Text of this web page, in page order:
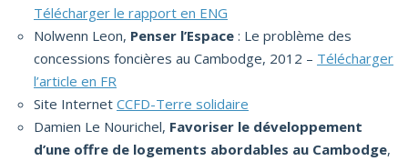
Télécharger le rapport en ENG
Nolwenn Leon, Penser l’Espace : Le problème des
concessions foncières au Cambodge, 2012 – Télécharger
l’article en FR
Site Internet CCFD-Terre solidaire
Damien Le Nourichel, Favoriser le développement
d’une offre de logements abordables au Cambodge,